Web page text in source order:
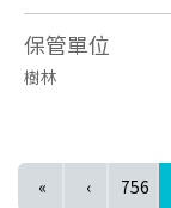
保管單位
樹林
« ‹ 756